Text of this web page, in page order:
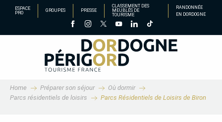
AllerESPACE
PRO
GROUPES PRESSE
CLASSEMENT DES
MEUBLÉS DE
TOURISME
RANDONNÉE
EN DORDOGNE
Home Préparer son séjour
Où dormir
Parcs résidentiels de loisirs
Parcs Résidentiels de Loisirs de Biron